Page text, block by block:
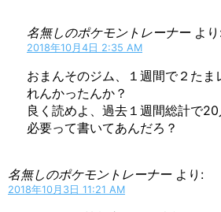
名無しのポケモントレーナー よ
2018年10月4日 2:35 AM
おまんそのジム、１週間で２たま
れんかったんか？
良く読めよ、過去１週間総計で
必要って書いてあんだろ？
名無しのポケモントレーナー より:
2018年10月3日 11:21 AM